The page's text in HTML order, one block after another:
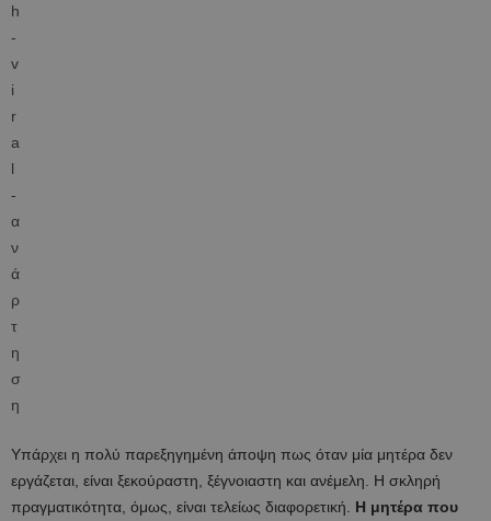
Υπάρχει η πολύ παρεξηγημένη άποψη πως όταν μία μητέρα δεν
εργάζεται, είναι ξεκούραστη, ξέγνοιαστη και ανέμελη. Η σκληρή
πραγματικότητα, όμως, είναι τελείως διαφορετική. Η μητέρα που